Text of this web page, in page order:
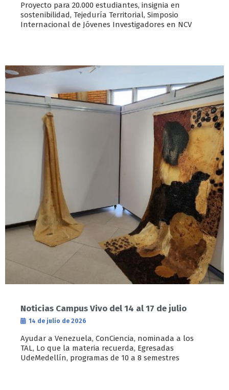
Proyecto para 20.000 estudiantes, insignia en
sostenibilidad, Tejeduría Territorial, Simposio
Internacional de Jóvenes Investigadores en NCV
Noticias Campus Vivo del 14 al 17 de julio
14 de julio de 2026
Ayudar a Venezuela, ConCiencia, nominada a los
TAL, Lo que la materia recuerda, Egresadas
UdeMedellín, programas de 10 a 8 semestres